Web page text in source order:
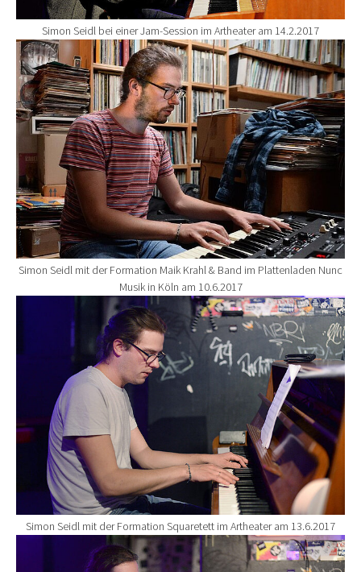
Simon Seidl bei einer Jam-Session im Artheater am 14.2.2017
Show larger version for:
Simon Seidl mit der Formation Maik Krahl & Band im Plattenladen Nunc
Musik in Köln am 10.6.2017
Show larger version for:
Simon Seidl mit der Formation Squaretett im Artheater am 13.6.2017
Show larger version for: